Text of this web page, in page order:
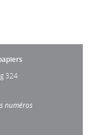
324
numéros